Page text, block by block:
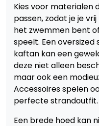
Kies voor materialen
passen, zodat je je
het zwemmen bent
speelt. Een
kaftan kan een
deze niet alleen
maar ook een
Accessoires spelen
perfecte strandoutfit.
Een brede hoed kan